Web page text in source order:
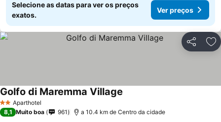
Selecione as datas para ver os preços
exatos.
Ver preços
Partilhar
2 EstrelasAparthotel
Golfo di Maremma Village
8,1 Muito boa 961 a 10.4 km de Centro da cidade